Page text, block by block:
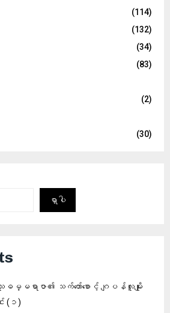
(114)
(132)
(34)
(83)
(2)
(30)
ရှာပါ
ရာဇာ၏ သက်တော်စောင့် ဂျပန်လူမျိုး
း (၁)